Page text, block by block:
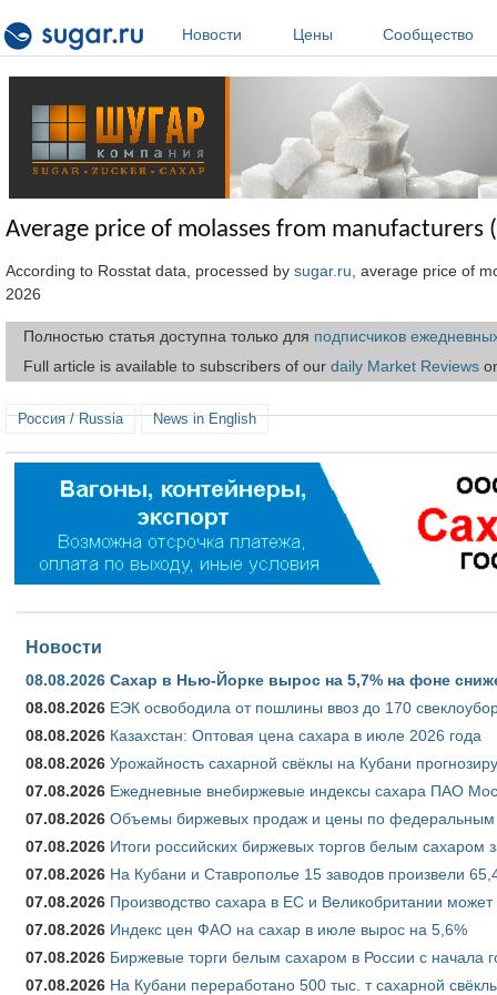
Новости
Цены Сообщество
Average price of molasses from manufacturers
According to Rosstat data, processed by sugar.ru , average price of
2026
Полностью статья доступна только для подписчиков
Full article is available to subscribers of our daily Market Reviews
Россия / Russia News in English
Новости
08.08.2026 Сахар в Нью-Йорке вырос на 5,7% на фоне
08.08.2026 ЕЭК освободила от пошлины ввоз до 170
08.08.2026 Казахстан: Оптовая цена сахара в июле 2026 года
08.08.2026 Урожайность сахарной свёклы на Кубани
07.08.2026 Ежедневные внебиржевые индексы сахара ПАО
07.08.2026 Объемы биржевых продаж и цены по федеральным
07.08.2026 Итоги российских биржевых торгов белым сахаром
07.08.2026 На Кубани и Ставрополье 15 заводов произвели
07.08.2026 Производство сахара в ЕС и Великобритании
07.08.2026 Индекс цен ФАО на сахар в июле вырос на 5,6%
07.08.2026 Биржевые торги белым сахаром в России с начала
07.08.2026 На Кубани переработано 500 тыс. т сахарной